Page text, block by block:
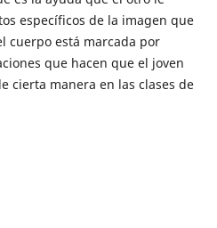
específicos de la imagen que
cuerpo está marcada por
que hacen que el joven
cierta manera en las clases de